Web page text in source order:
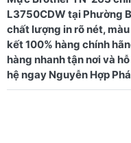
L3750CDW tại Phường
chất lượng in rõ nét,
kết 100% hàng chính
hàng nhanh tận nơi và